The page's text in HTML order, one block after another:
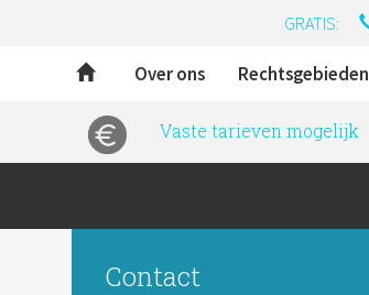
GRATIS:
Over ons Rechtsgebieden
Vaste tarieven mogelijk
Contact